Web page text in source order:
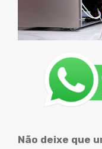
Não deixe que